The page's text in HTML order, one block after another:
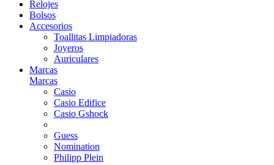
Relojes
Bolsos
Accesorios
Toallitas Limpiadoras
Joyeros
Auriculares
Marcas
Marcas
Casio
Casio Edifice
Casio Gshock
Guess
Nomination
Philipp Plein